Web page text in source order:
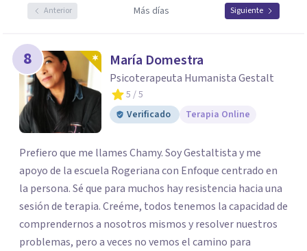
Anterior Más días Siguiente
8 María Domestra
Psicoterapeuta Humanista Gestalt
5 / 5
Verificado
Terapia Online
Prefiero que me llames Chamy. Soy Gestaltista y me
apoyo de la escuela Rogeriana con Enfoque centrado en
la persona. Sé que para muchos hay resistencia hacia una
sesión de terapia. Creéme, todos tenemos la capacidad de
comprendernos a nosotros mismos y resolver nuestros
problemas, pero a veces no vemos el camino para